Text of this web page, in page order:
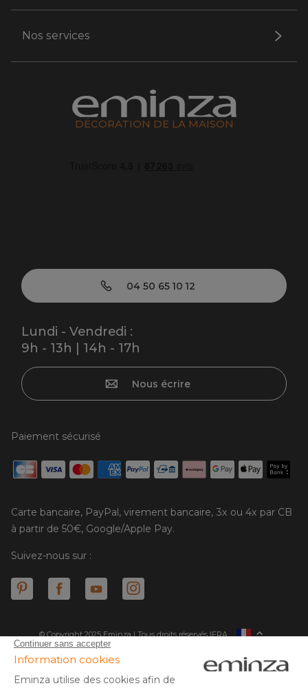
Nos services
DÉCORATION DE LA MAISON
04 50 65 10 12
Lundi - Vendredi :
9h - 13h | 14h - 17h
Nous écrire
Paiement sécurisé
Carte bancaire, PayPal, virement bancaire, 3x ou 4x par CB
à partir de 50€, Google/Apple Pay.
Suivez-nous sur :
© Copyright 2025 Eminza | Tous droits réservés |
ESPAÑAFRA
* Vous disposez de 30 jours (à compter de la réception ou du